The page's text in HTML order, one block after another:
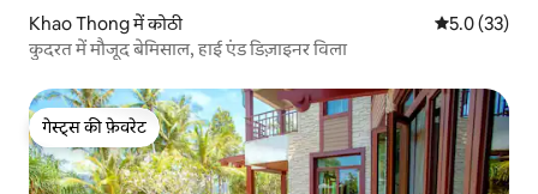
Khao Thong में कोठी औसत रेटिंग 5
5.0 (33)
कुदरत में मौजूद बेमिसाल, हाई एंड डिज़ाइनर विला
गेस्ट्स की फ़ेवरेट
गेस्ट्स की फ़ेवरेट